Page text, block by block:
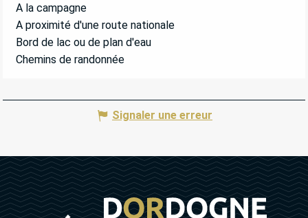
A la campagne
A proximité d'une route nationale
Bord de lac ou de plan d'eau
Chemins de randonnée
Signaler une erreur